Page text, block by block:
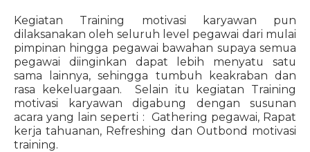
Kegiatan Training motivasi karyawan pun
dilaksanakan oleh seluruh level pegawai dari mulai
pimpinan hingga pegawai bawahan supaya semua
pegawai diinginkan dapat lebih menyatu satu
sama lainnya, sehingga tumbuh keakraban dan
rasa kekeluargaan. Selain itu kegiatan Training
motivasi karyawan digabung dengan susunan
acara yang lain seperti : Gathering pegawai, Rapat
kerja tahuanan, Refreshing dan Outbond motivasi
training.